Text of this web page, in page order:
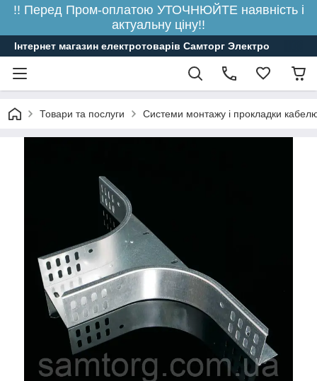
!! Перед Пром-оплатою УТОЧНЮЙТЕ наявність і
актуальну ціну!!
Інтернет магазин електротоварів Самторг Электро
Товари та послуги Системи монтажу і прокладки